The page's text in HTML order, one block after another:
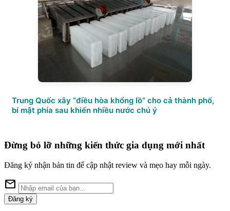
Trung Quốc xây “điều hòa khổng lồ” cho cả thành phố,
bí mật phía sau khiến nhiều nước chú ý
Đừng bỏ lỡ những kiến thức gia dụng mới nhất
Đăng ký nhận bản tin để cập nhật review và mẹo hay mỗi ngày.
mail
Đăng ký